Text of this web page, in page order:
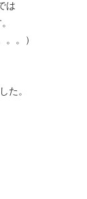
は
。。）
た。